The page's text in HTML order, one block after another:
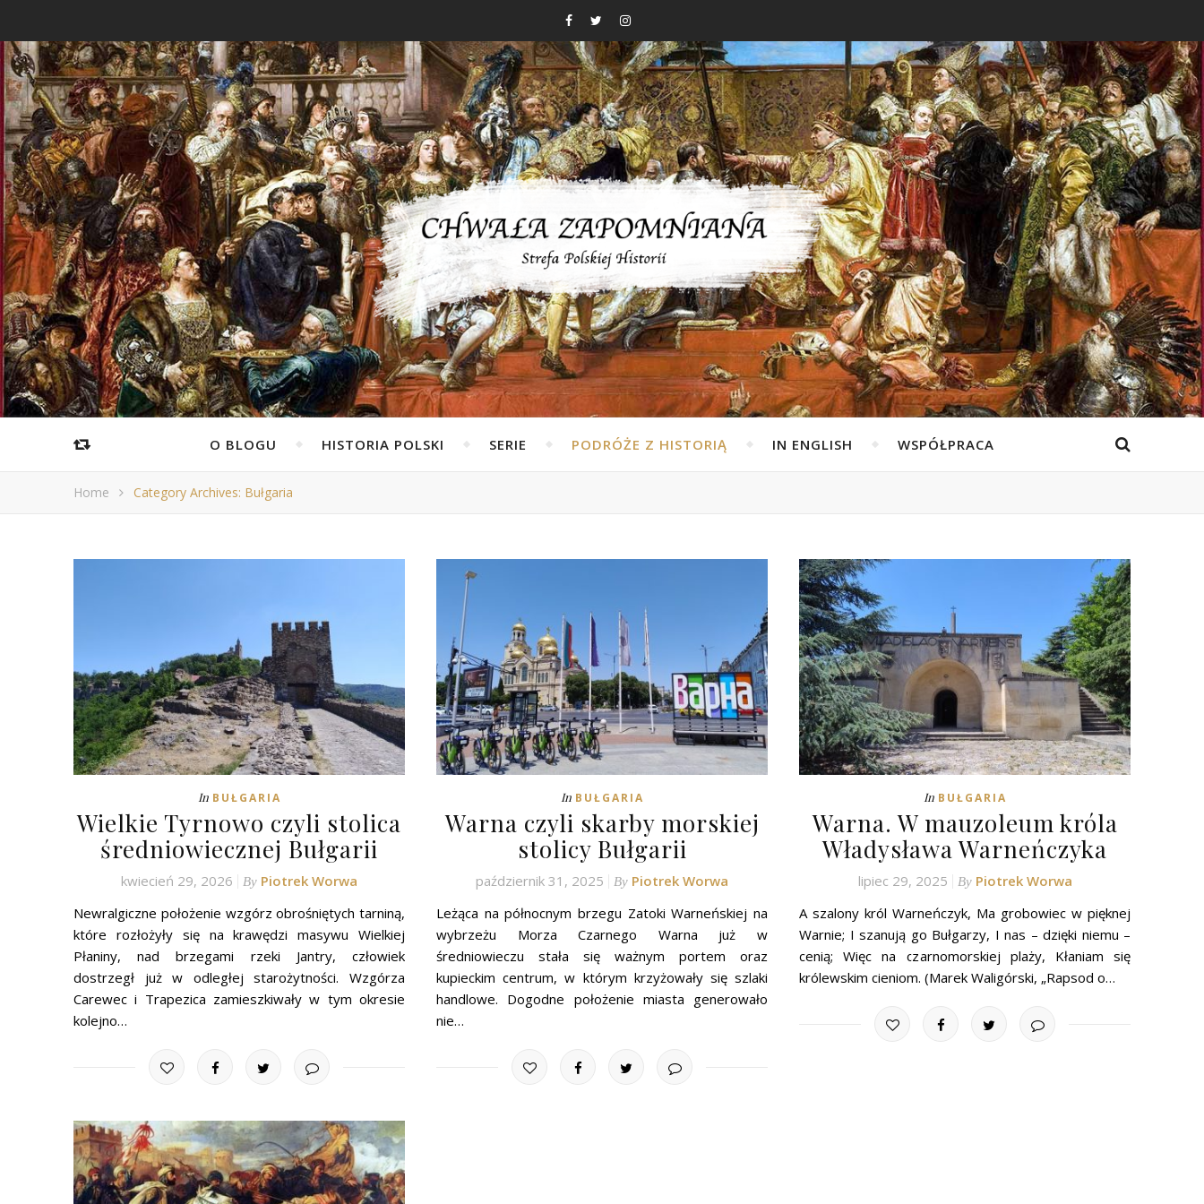
O BLOGU HISTORIA POLSKI SERIE PODRÓŻE Z HISTORIĄ IN ENGLISH WSPÓŁPRACA
Home Category Archives: Bułgaria
In BUŁGARIA
Wielkie Tyrnowo czyli stolica
średniowiecznej Bułgarii
kwiecień 29, 2026 By Piotrek Worwa
Newralgiczne położenie wzgórz obrośniętych tarniną,
które rozłożyły się na krawędzi masywu Wielkiej
Płaniny, nad brzegami rzeki Jantry, człowiek
dostrzegł już w odległej starożytności. Wzgórza
Carewec i Trapezica zamieszkiwały w tym okresie
kolejno…
In BUŁGARIA
Warna czyli skarby morskiej
stolicy Bułgarii
październik 31, 2025 By Piotrek Worwa
Leżąca na północnym brzegu Zatoki Warneńskiej na
wybrzeżu Morza Czarnego Warna już w
średniowieczu stała się ważnym portem oraz
kupieckim centrum, w którym krzyżowały się szlaki
handlowe. Dogodne położenie miasta generowało
nie…
In BUŁGARIA
Warna. W mauzoleum króla
Władysława Warneńczyka
lipiec 29, 2025 By Piotrek Worwa
A szalony król Warneńczyk, Ma grobowiec w pięknej
Warnie; I szanują go Bułgarzy, I nas – dzięki niemu –
cenią; Więc na czarnomorskiej plaży, Kłaniam się
królewskim cieniom. (Marek Waligórski, „Rapsod o…